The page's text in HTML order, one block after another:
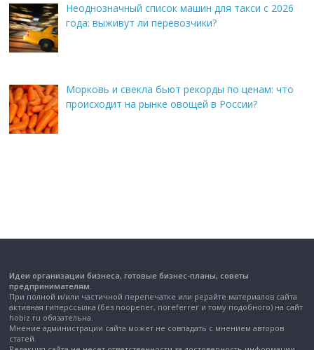
Неоднозначный список машин для такси с 2026
года: выживут ли перевозчики?
Морковь и свекла бьют рекорды по ценам: что
происходит на рынке овощей в России?
Идеи организации бизнеса, готовые бизнес-планы, советы
предпринимателям.
При полной и/или частичной перепечатке или рерайте материалов сайта
активная гиперссылка (без noopener, noreferrer и тому подобного) на сайт
hobiz.ru обязательна.
Мнение администрации сайта может не совпадать с мнением авторов
статей.